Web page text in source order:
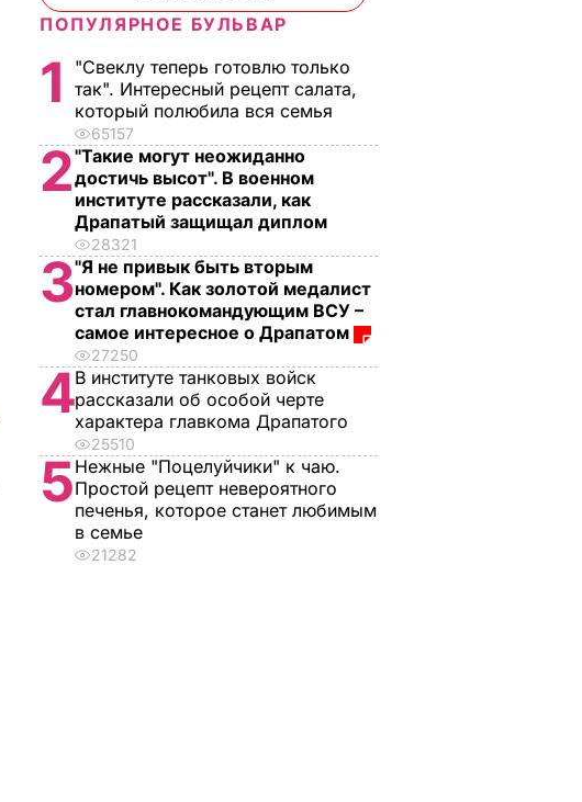
ПОПУЛЯРНОЕ БУЛЬВАР
1
"Свеклу теперь готовлю только
так". Интересный рецепт салата,
который полюбила вся семья
65157
2"Такие могут неожиданно
достичь высот". В военном
институте рассказали, как
Драпатый защищал диплом
28321
3"Я не привык быть вторым
номером". Как золотой медалист
стал главнокомандующим ВСУ –
самое интересное о Драпатом
27250
4В институте танковых войск
рассказали об особой черте
характера главкома Драпатого
25510
5Нежные "Поцелуйчики" к чаю.
Простой рецепт невероятного
печенья, которое станет любимым
в семье
21282